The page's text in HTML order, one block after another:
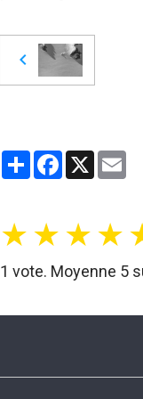
PartagerFacebook
X
★★★★
1 vote. Moyenne 5